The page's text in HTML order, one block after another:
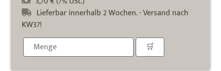
Lieferbar innerhalb 2 Wochen. - Versand nach
KW37!